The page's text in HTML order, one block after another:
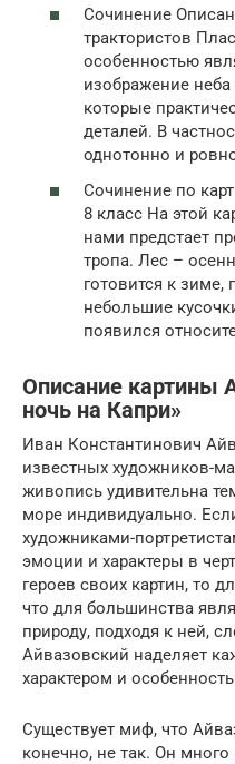
Сочинение
трактористов
особенностью
изображение
которые
деталей. В
однотонно и
Сочинение по
8 класс На этой
нами предстает
тропа. Лес –
готовится к зиме,
небольшие
появился
Описание картины
ночь на Капри»
Иван Константинович
известных художников-
живопись удивительна
море индивидуально.
художниками-
эмоции и характеры в
героев своих картин, то
что для большинства
природу, подходя к ней,
Айвазовский наделяет
характером и
Существует миф, что
конечно, не так. Он